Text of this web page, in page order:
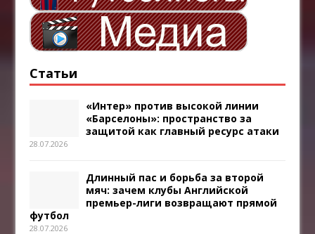
Статьи
«Интер» против высокой линии
«Барселоны»: пространство за
защитой как главный ресурс атаки
28.07.2026
Длинный пас и борьба за второй
мяч: зачем клубы Английской
премьер-лиги возвращают прямой
футбол
28.07.2026